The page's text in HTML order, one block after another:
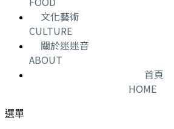
文化藝術
CULTURE
關於迷迷音
ABOUT
首頁
HOME
選單